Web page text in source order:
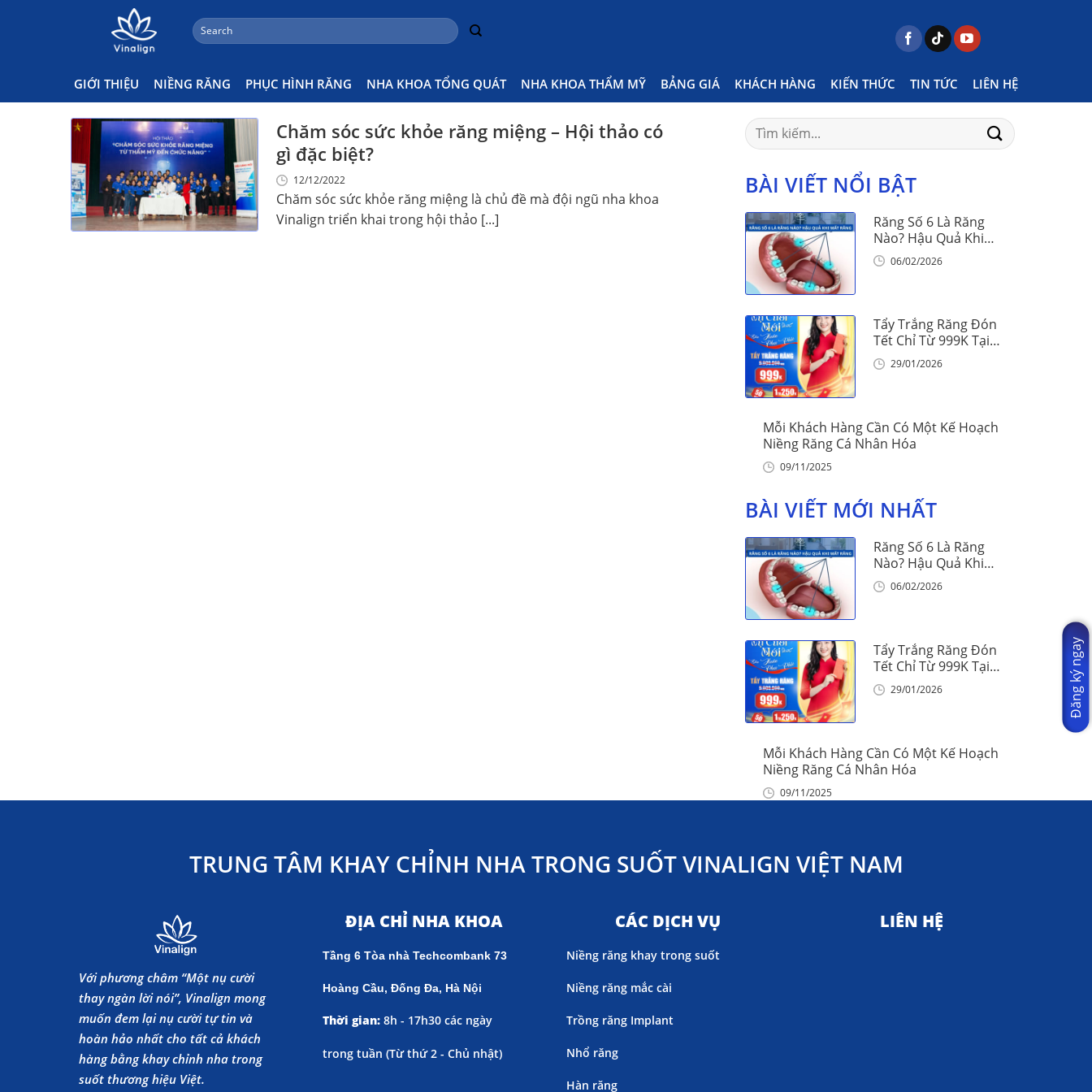
Search
for:
GIỚI THIỆU NIỀNG RĂNG PHỤC HÌNH RĂNG NHA KHOA TỔNG QUÁT NHA KHOA THẨM MỸ BẢNG GIÁ KHÁCH HÀNG KIẾN THỨC TIN TỨC LIÊN HỆ
Chăm Sóc Sức Khỏe Răng Miêng Là Gì Posts tagged "chăm sóc sức khỏe răng miêng là gì"
Chăm sóc sức khỏe răng miệng – Hội thảo có
gì đặc biệt?
12/12/2022
Chăm sóc sức khỏe răng miệng là chủ đề mà đội ngũ nha khoa
Vinalign triển khai trong hội thảo [...]
Search
for:
BÀI VIẾT NỔI BẬT
Răng Số 6 Là Răng
Nào? Hậu Quả Khi
Mất Răng Số 6
06/02/2026
Tẩy Trắng Răng Đón
Tết Chỉ Từ 999K Tại
Nha Khoa Vinalign
29/01/2026
Mỗi Khách Hàng Cần Có Một Kế Hoạch
Niềng Răng Cá Nhân Hóa
09/11/2025
BÀI VIẾT MỚI NHẤT
Răng Số 6 Là Răng
Nào? Hậu Quả Khi
Mất Răng Số 6
06/02/2026
Tẩy Trắng Răng Đón
Tết Chỉ Từ 999K Tại
Nha Khoa Vinalign
29/01/2026
Mỗi Khách Hàng Cần Có Một Kế Hoạch
Niềng Răng Cá Nhân Hóa
09/11/2025
TRUNG TÂM KHAY CHỈNH NHA TRONG SUỐT VINALIGN VIỆT NAM
Với phương châm “Một nụ cười
thay ngàn lời nói”, Vinalign mong
muốn đem lại nụ cười tự tin và
hoàn hảo nhất cho tất cả khách
hàng bằng khay chỉnh nha trong
suốt thương hiệu Việt.
ĐỊA CHỈ NHA KHOA
Tầng 6 Tòa nhà Techcombank 73
Hoàng Cầu, Đống Đa, Hà Nội
Thời gian: 8h - 17h30 các ngày
trong tuần (Từ thứ 2 - Chủ nhật)
CÁC DỊCH VỤ
Niềng răng khay trong suốt
Niềng răng mắc cài
Trồng răng Implant
Nhổ răng
Hàn răng
LIÊN HỆ
Đăng ký ngay